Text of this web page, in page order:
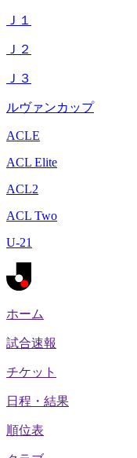
Ｊ１
Ｊ２
Ｊ３
ルヴァンカップ
ACLE
ACL Elite
ACL2
ACL Two
U-21
ホーム
試合速報
チケット
日程・結果
順位表